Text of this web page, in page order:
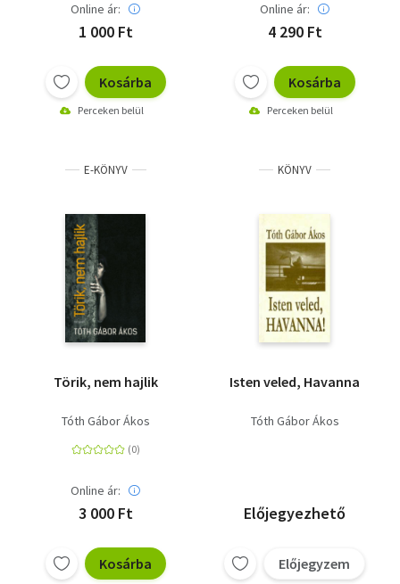
Online ár:
1 000 Ft
Kosárba
Perceken belül
Online ár:
4 290 Ft
Kosárba
Perceken belül
E-KÖNYV
Törik, nem hajlik
Tóth Gábor Ákos
Online ár:
3 000 Ft
Kosárba
KÖNYV
Isten veled, Havanna
Tóth Gábor Ákos
Előjegyezhető
Előjegyzem